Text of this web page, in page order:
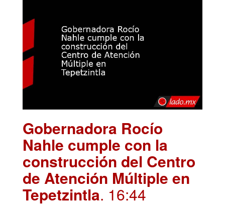
Gobernadora Rocío
Nahle cumple con la
construcción del Centro
de Atención Múltiple en
Tepetzintla. 16:44